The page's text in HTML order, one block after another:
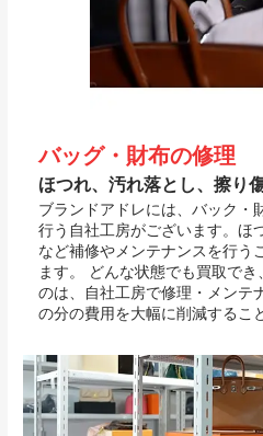
バッグ・財布の修理
ほつれ、汚れ落とし、擦り
ブランドアドレには、バック・
行う自社工房がございます。ほ
など補修やメンテナンスを行う
ます。 どんな状態でも買取で
のは、自社工房で修理・メンテ
の分の費用を大幅に削減するこ